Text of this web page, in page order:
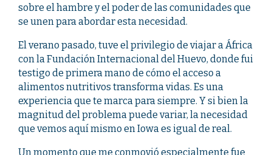
sobre el hambre y el poder de las comunidades que
se unen para abordar esta necesidad.
El verano pasado, tuve el privilegio de viajar a África
con la Fundación Internacional del Huevo, donde fui
testigo de primera mano de cómo el acceso a
alimentos nutritivos transforma vidas. Es una
experiencia que te marca para siempre. Y si bien la
magnitud del problema puede variar, la necesidad
que vemos aquí mismo en Iowa es igual de real.
Un momento que me conmovió especialmente fue